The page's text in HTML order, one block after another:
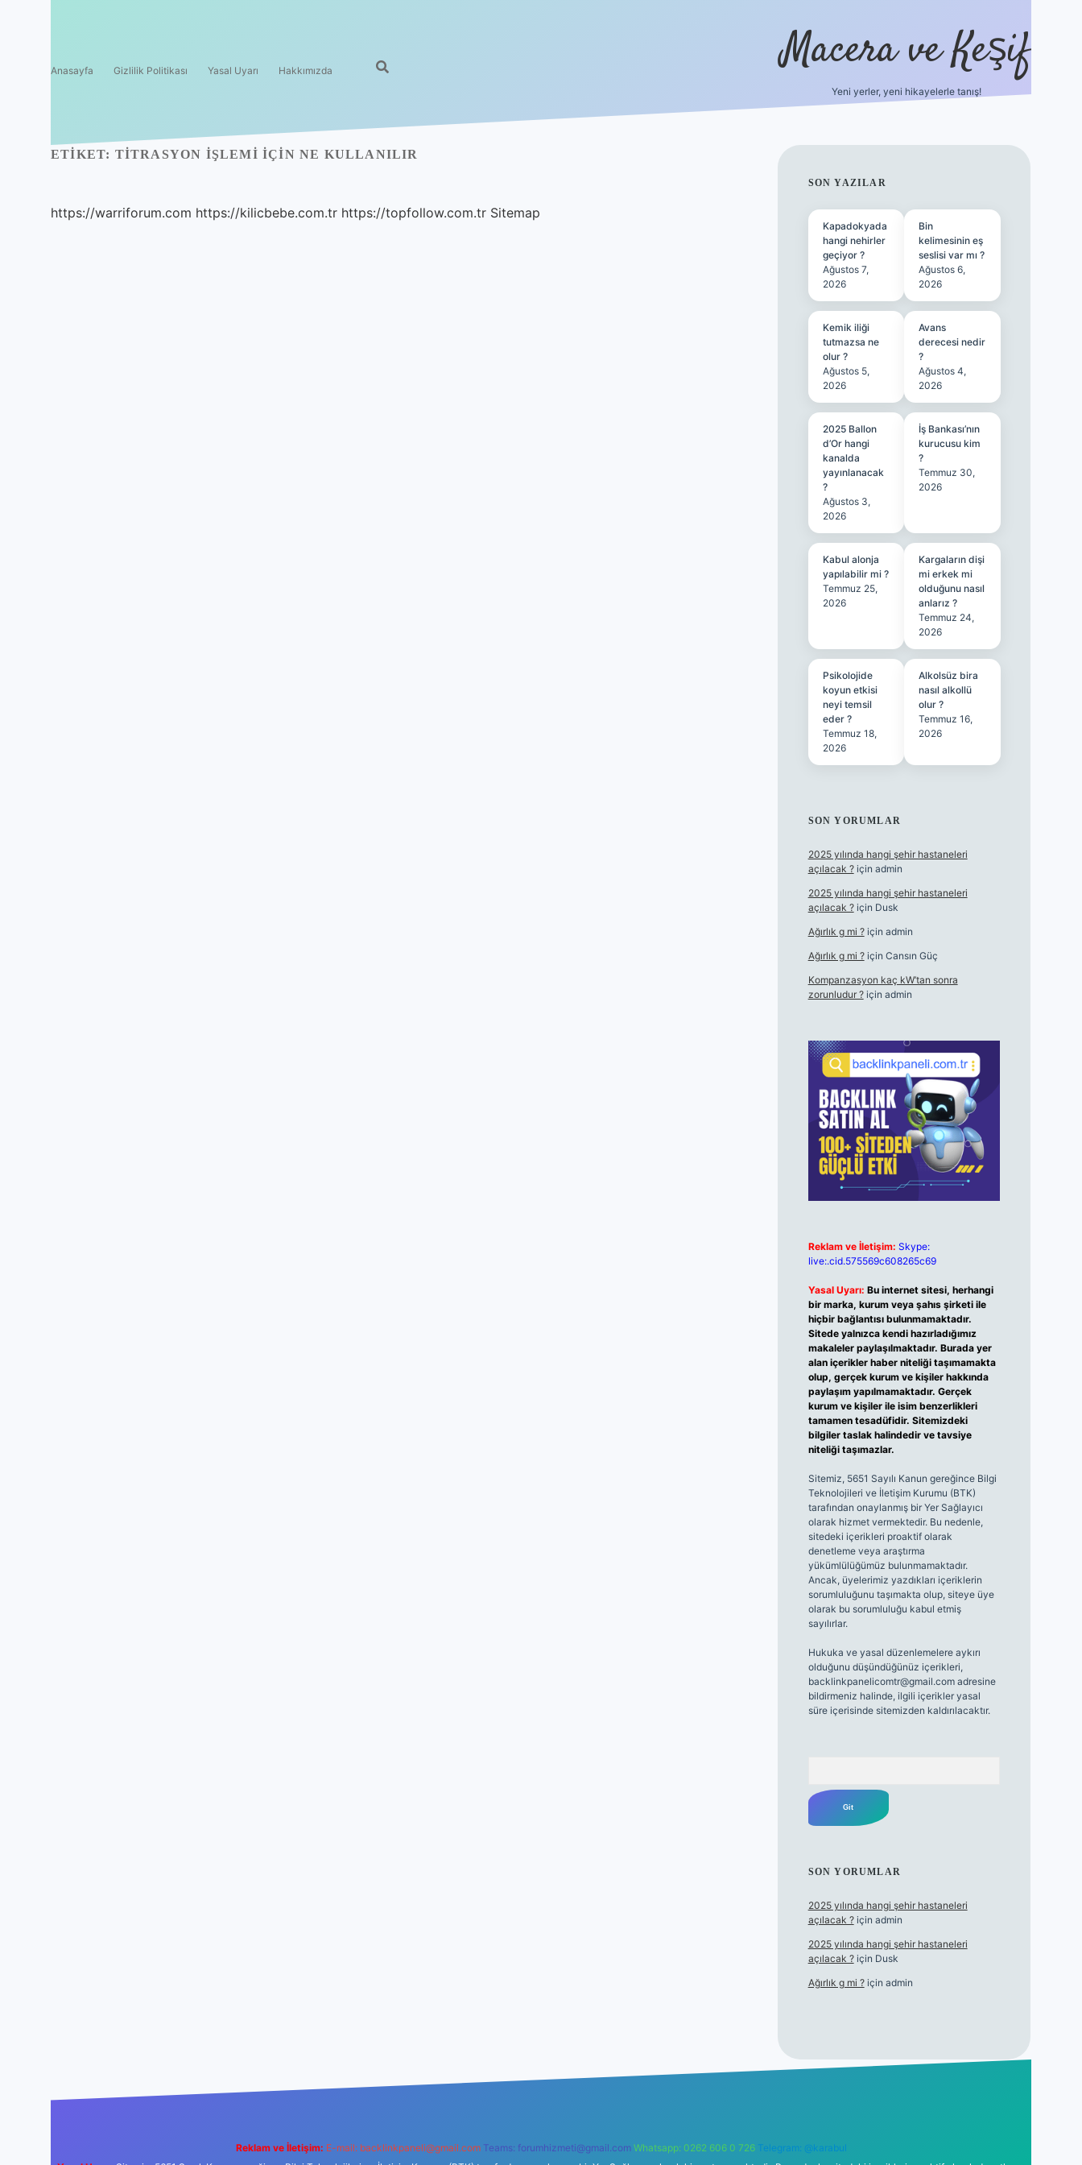
Anasayfa Gizlilik Politikası Yasal Uyarı Hakkımızda Macera ve Keşif
Yeni yerler, yeni hikayelerle tanış!
ETIKET: TITRASYON IŞLEMI IÇIN NE KULLANILIR
https://warriforum.com https://kilicbebe.com.tr https://topfollow.com.tr Sitemap
SIDEBAR
SON YAZILAR
Kapadokyada
hangi nehirler
geçiyor ?
Ağustos 7,
2026
Bin
kelimesinin eş
seslisi var mı ?
Ağustos 6,
2026
Kemik iliği
tutmazsa ne
olur ?
Ağustos 5,
2026
Avans
derecesi nedir
?
Ağustos 4,
2026
2025 Ballon
d’Or hangi
kanalda
yayınlanacak
?
Ağustos 3,
2026
İş Bankası’nın
kurucusu kim
?
Temmuz 30,
2026
Kabul alonja
yapılabilir mi ?
Temmuz 25,
2026
Kargaların dişi
mi erkek mi
olduğunu nasıl
anlarız ?
Temmuz 24,
2026
Psikolojide
koyun etkisi
neyi temsil
eder ?
Temmuz 18,
2026
Alkolsüz bira
nasıl alkollü
olur ?
Temmuz 16,
2026
SON YORUMLAR
2025 yılında hangi şehir hastaneleri
açılacak ?için admin
2025 yılında hangi şehir hastaneleri
açılacak ?için Dusk
Ağırlık g mi ?için admin
Ağırlık g mi ?için Cansın Güç
Kompanzasyon kaç kW’tan sonra
zorunludur ?için admin
Reklam ve İletişim: Skype:
live:.cid.575569c608265c69
Yasal Uyarı: Bu internet sitesi, herhangi
bir marka, kurum veya şahıs şirketi ile
hiçbir bağlantısı bulunmamaktadır.
Sitede yalnızca kendi hazırladığımız
makaleler paylaşılmaktadır. Burada yer
alan içerikler haber niteliği taşımamakta
olup, gerçek kurum ve kişiler hakkında
paylaşım yapılmamaktadır. Gerçek
kurum ve kişiler ile isim benzerlikleri
tamamen tesadüfidir. Sitemizdeki
bilgiler taslak halindedir ve tavsiye
niteliği taşımazlar.
Sitemiz, 5651 Sayılı Kanun gereğince Bilgi
Teknolojileri ve İletişim Kurumu (BTK)
tarafından onaylanmış bir Yer Sağlayıcı
olarak hizmet vermektedir. Bu nedenle,
sitedeki içerikleri proaktif olarak
denetleme veya araştırma
yükümlülüğümüz bulunmamaktadır.
Ancak, üyelerimiz yazdıkları içeriklerin
sorumluluğunu taşımakta olup, siteye üye
olarak bu sorumluluğu kabul etmiş
sayılırlar.
Hukuka ve yasal düzenlemelere aykırı
olduğunu düşündüğünüz içerikleri,
backlinkpanelicomtr@gmail.comadresine
bildirmeniz halinde, ilgili içerikler yasal
süre içerisinde sitemizden kaldırılacaktır.
SON YORUMLAR
2025 yılında hangi şehir hastaneleri
açılacak ?için admin
2025 yılında hangi şehir hastaneleri
açılacak ?için Dusk
Ağırlık g mi ?için admin
hiltonbet yeni giriş
Reklam ve İletişim: E-mail: backlinkpaneli@gmail.com Teams: forumhizmeti@gmail.com Whatsapp: 0262 606 0 726 Telegram: @karabul